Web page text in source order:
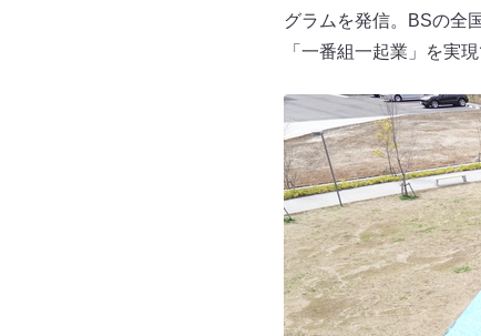
グラムを発信。BSの全
「一番組一起業」を実